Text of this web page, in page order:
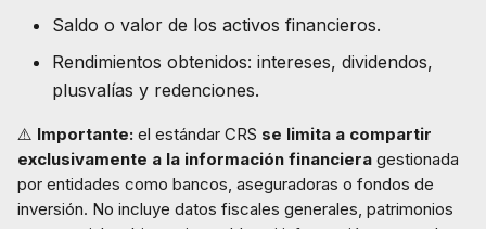
Saldo o valor de los activos financieros.
Rendimientos obtenidos: intereses, dividendos,
plusvalías y redenciones.
⚠️ Importante: el estándar CRS se limita a compartir
exclusivamente a la información financiera gestionada
por entidades como bancos, aseguradoras o fondos de
inversión. No incluye datos fiscales generales, patrimonios